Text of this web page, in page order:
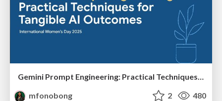
Gemini Prompt Engineering: Practical Techniques for Tangible AI Outcomes
mfonobong
2 480